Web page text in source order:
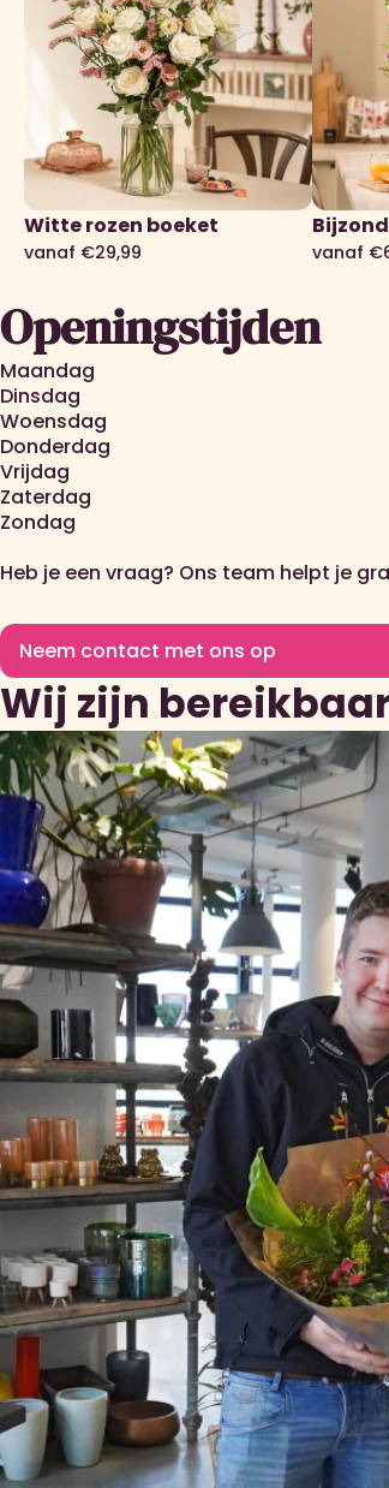
Witte rozen boeket
vanaf €29,99 vanaf
Openingstijden
Maandag
Dinsdag
Woensdag
Donderdag
Vrijdag
Zaterdag
Zondag
Heb je een vraag? Ons team helpt je
Neem contact met ons op
Wij zijn